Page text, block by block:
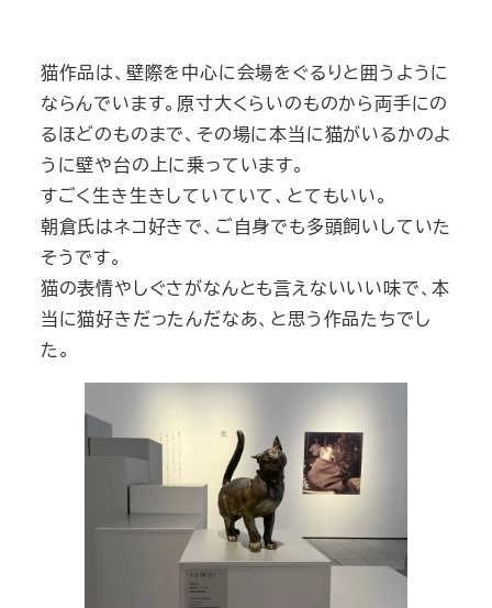
猫作品は、壁際を中心に会場をぐるりと囲うように
ならんでいます。原寸大くらいのものから両手にの
るほどのものまで、その場に本当に猫がいるかのよ
うに壁や台の上に乗っています。
すごく生き生きしていていて、とてもいい。
朝倉氏はネコ好きで、ご自身でも多頭飼いしていた
そうです。
猫の表情やしぐさがなんとも言えないいい味で、本
当に猫好きだったんだなあ、と思う作品たちでし
た。